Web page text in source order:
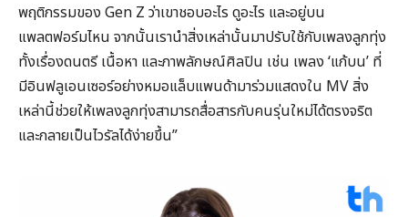
พฤติกรรมของ Gen Z ว่าเขาชอบอะไร ดูอะไร และอยู่บน
แพลตฟอร์มไหน จากนั้นเรานำสิ่งเหล่านั้นมาปรับใช้กับเพลงลูกทุ่ง
ทั้งเรื่องดนตรี เนื้อหา และภาพลักษณ์ศิลปิน เช่น เพลง ‘แก้บน’ ที่
มีอินฟลูเอนเซอร์อย่างหมอแล็บแพนด้ามาร่วมแสดงใน MV สิ่ง
เหล่านี้ช่วยให้เพลงลูกทุ่งสามารถสื่อสารกับคนรุ่นใหม่ได้ตรงจริต
และกลายเป็นไวรัลได้ง่ายขึ้น”